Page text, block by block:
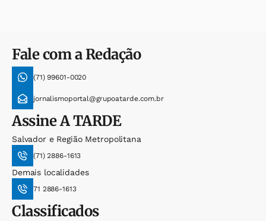
Fale com a Redação
(71) 99601-0020
jornalismoportal@grupoatarde.com.br
AssineA TARDE
Salvador e Região Metropolitana
(71) 2886-1613
Demais localidades
71 2886-1613
Classificados